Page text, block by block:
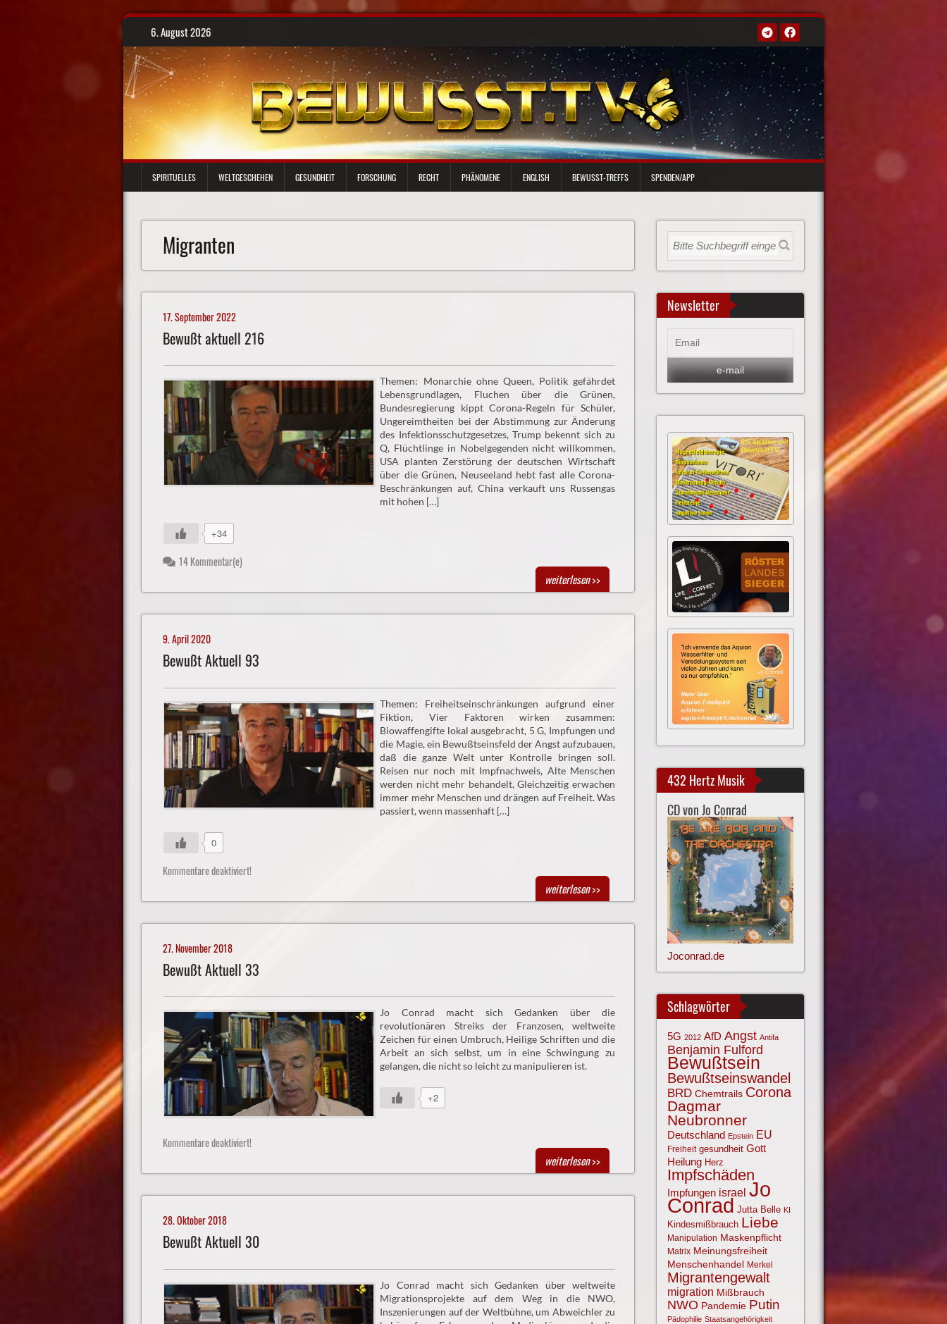
Skip
content
6. August 2026
SPIRITUELLES WELTGESCHEHEN GESUNDHEIT FORSCHUNG RECHT PHÄNOMENE ENGLISH BEWUSST-TREFFS SPENDEN/APP
Migranten
17. September 2022
Bewußt aktuell 216
Themen: Monarchie ohne Queen, Politik gefährdet
Lebensgrundlagen, Fluchen über die Grünen,
Bundesregierung kippt Corona-Regeln für Schüler,
Ungereimtheiten bei der Abstimmung zur Änderung
des Infektionsschutzgesetzes, Trump bekennt sich zu
Q, Flüchtlinge in Nobelgegenden nicht willkommen,
USA planten Zerstörung der deutschen Wirtschaft
über die Grünen, Neuseeland hebt fast alle Corona-
Beschränkungen auf, China verkauft uns Russengas
mit hohen […]
+34
14 Kommentar(e)
weiterlesen>>
9. April 2020
Bewußt Aktuell 93
Themen: Freiheitseinschränkungen aufgrund einer
Fiktion, Vier Faktoren wirken zusammen:
Biowaffengifte lokal ausgebracht, 5 G, Impfungen und
die Magie, ein Bewußtseinsfeld der Angst aufzubauen,
daß die ganze Welt unter Kontrolle bringen soll.
Reisen nur noch mit Impfnachweis, Alte Menschen
werden nicht mehr behandelt, Gleichzeitig erwachen
immer mehr Menschen und drängen auf Freiheit. Was
passiert, wenn massenhaft […]
0
Kommentare deaktiviert!
weiterlesen>>
27. November 2018
Bewußt Aktuell 33
Jo Conrad macht sich Gedanken über die
revolutionären Streiks der Franzosen, weltweite
Zeichen für einen Umbruch, Heilige Schriften und die
Arbeit an sich selbst, um in eine Schwingung zu
gelangen, die nicht so leicht zu manipulieren ist.
+2
Kommentare deaktiviert!
weiterlesen>>
28. Oktober 2018
Bewußt Aktuell 30
Jo Conrad macht sich Gedanken über weltweite
Migrationsprojekte auf dem Weg in die NWO,
Inszenierungen auf der Weltbühne, um Abweichler zu
Newsletter
432 Hertz Musik
CD von Jo Conrad
Joconrad.de
Schlagwörter
5G 2012 AfD Angst Antifa
Benjamin Fulford
Bewußtsein
Bewußtseinswandel
BRD Chemtrails Corona
Dagmar
Neubronner
Deutschland Epstein EU
Freiheit gesundheit Gott
Heilung Herz
Impfschäden
Impfungen israel Jo
Conrad Jutta Belle KI
Kindesmißbrauch Liebe
Manipulation Maskenpflicht
Matrix Meinungsfreiheit
Menschenhandel Merkel
Migrantengewalt
migration Mißbrauch
NWO Pandemie Putin
Pädophilie Staatsangehörigkeit